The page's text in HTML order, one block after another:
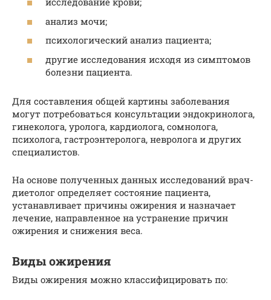
анализ мочи;
психологический анализ пациента;
другие исследования исходя из симптомов
болезни пациента.
Для составления общей картины заболевания
могут потребоваться консультации эндокринолога,
гинеколога, уролога, кардиолога, сомнолога,
психолога, гастроэнтеролога, невролога и других
специалистов.
На основе полученных данных исследований врач-
диетолог определяет состояние пациента,
устанавливает причины ожирения и назначает
лечение, направленное на устранение причин
ожирения и снижения веса.
Виды ожирения
Виды ожирения можно классифицировать по: